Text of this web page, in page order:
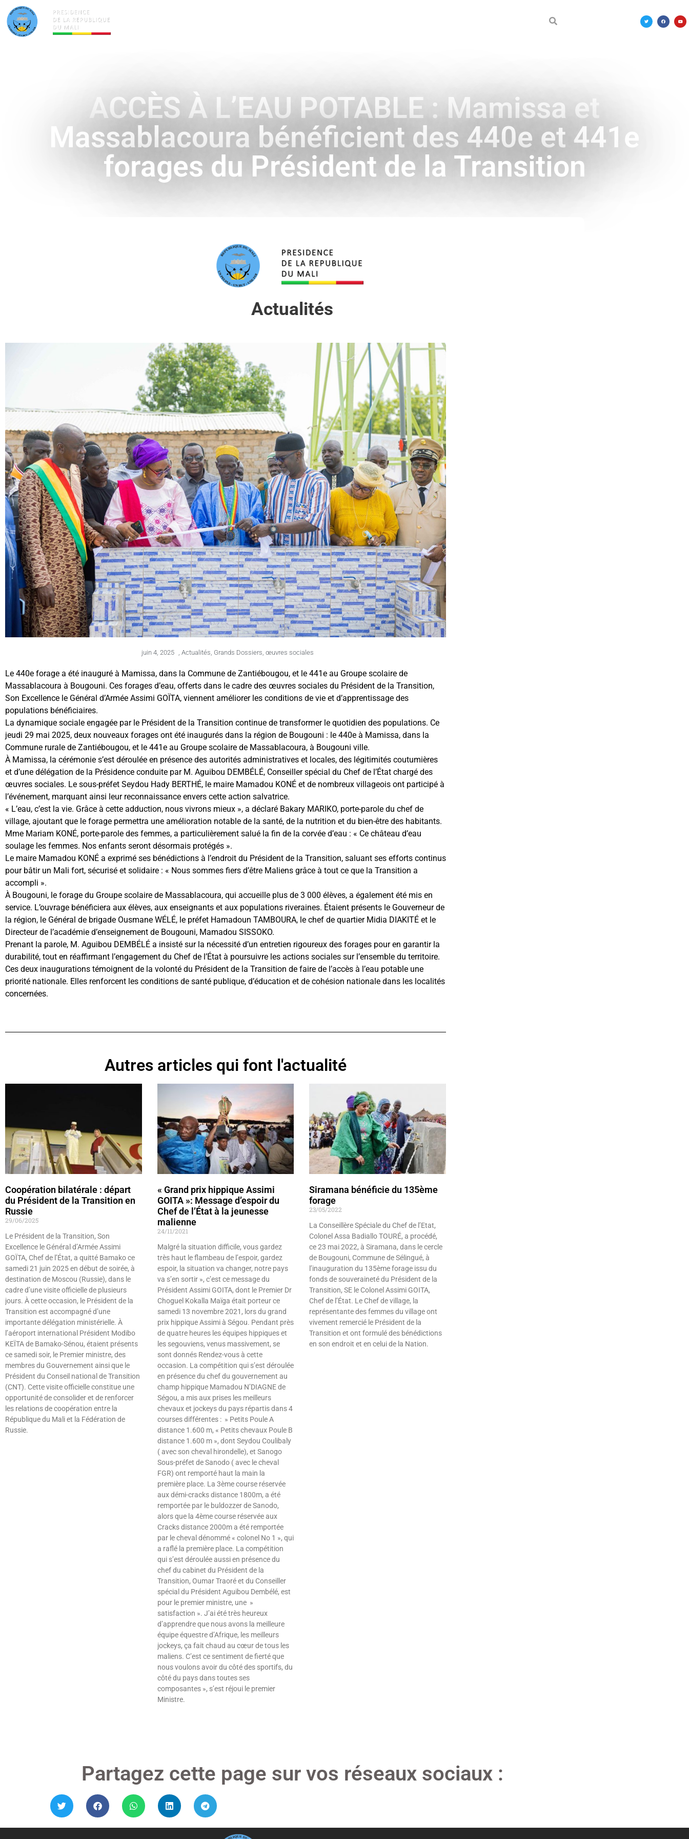
ACCÈS À L’EAU POTABLE : Mamissa et
Massablacoura bénéficient des 440e et 441e
forages du Président de la Transition
Actualités
juin 4, 2025 Actualités Grands Dossiers œuvres sociales
Le 440e forage a été inauguré à Mamissa, dans la Commune de Zantiébougou, et le 441e au Groupe scolaire de
Massablacoura à Bougouni. Ces forages d’eau, offerts dans le cadre des œuvres sociales du Président de la Transition,
Son Excellence le Général d’Armée Assimi GOÏTA, viennent améliorer les conditions de vie et d’apprentissage des
populations bénéficiaires.
La dynamique sociale engagée par le Président de la Transition continue de transformer le quotidien des populations. Ce
jeudi 29 mai 2025, deux nouveaux forages ont été inaugurés dans la région de Bougouni : le 440e à Mamissa, dans la
Commune rurale de Zantiébougou, et le 441e au Groupe scolaire de Massablacoura, à Bougouni ville.
À Mamissa, la cérémonie s’est déroulée en présence des autorités administratives et locales, des légitimités coutumières
et d’une délégation de la Présidence conduite par M. Aguibou DEMBÉLÉ, Conseiller spécial du Chef de l’État chargé des
œuvres sociales. Le sous-préfet Seydou Hady BERTHÉ, le maire Mamadou KONÉ et de nombreux villageois ont participé à
l’événement, marquant ainsi leur reconnaissance envers cette action salvatrice.
« L’eau, c’est la vie. Grâce à cette adduction, nous vivrons mieux », a déclaré Bakary MARIKO, porte-parole du chef de
village, ajoutant que le forage permettra une amélioration notable de la santé, de la nutrition et du bien-être des habitants.
Mme Mariam KONÉ, porte-parole des femmes, a particulièrement salué la fin de la corvée d’eau : « Ce château d’eau
soulage les femmes. Nos enfants seront désormais protégés ».
Le maire Mamadou KONÉ a exprimé ses bénédictions à l’endroit du Président de la Transition, saluant ses efforts continus
pour bâtir un Mali fort, sécurisé et solidaire : « Nous sommes fiers d’être Maliens grâce à tout ce que la Transition a
accompli ».
À Bougouni, le forage du Groupe scolaire de Massablacoura, qui accueille plus de 3 000 élèves, a également été mis en
service. L’ouvrage bénéficiera aux élèves, aux enseignants et aux populations riveraines. Étaient présents le Gouverneur de
la région, le Général de brigade Ousmane WÉLÉ, le préfet Hamadoun TAMBOURA, le chef de quartier Midia DIAKITÉ et le
Directeur de l’académie d’enseignement de Bougouni, Mamadou SISSOKO.
Prenant la parole, M. Aguibou DEMBÉLÉ a insisté sur la nécessité d’un entretien rigoureux des forages pour en garantir la
durabilité, tout en réaffirmant l’engagement du Chef de l’État à poursuivre les actions sociales sur l’ensemble du territoire.
Ces deux inaugurations témoignent de la volonté du Président de la Transition de faire de l’accès à l’eau potable une
priorité nationale. Elles renforcent les conditions de santé publique, d’éducation et de cohésion nationale dans les localités
concernées.
Autres articles qui font l'actualité
Coopération bilatérale : départ
du Président de la Transition en
Russie
29/06/2025
Le Président de la Transition, Son
Excellence le Général d’Armée Assimi
GOÏTA, Chef de l’État, a quitté Bamako ce
samedi 21 juin 2025 en début de soirée, à
destination de Moscou (Russie), dans le
cadre d’une visite officielle de plusieurs
jours. À cette occasion, le Président de la
Transition est accompagné d’une
importante délégation ministérielle. À
l’aéroport international Président Modibo
KEÏTA de Bamako-Sénou, étaient présents
ce samedi soir, le Premier ministre, des
membres du Gouvernement ainsi que le
Président du Conseil national de Transition
(CNT). Cette visite officielle constitue une
opportunité de consolider et de renforcer
les relations de coopération entre la
République du Mali et la Fédération de
Russie.
« Grand prix hippique Assimi
GOITA »: Message d’espoir du
Chef de l’État à la jeunesse
malienne
24/11/2021
Malgré la situation difficile, vous gardez
très haut le flambeau de l’espoir, gardez
espoir, la situation va changer, notre pays
va s’en sortir », c’est ce message du
Président Assimi GOITA, dont le Premier Dr
Choguel Kokalla Maïga était porteur ce
samedi 13 novembre 2021, lors du grand
prix hippique Assimi à Ségou. Pendant près
de quatre heures les équipes hippiques et
les segouviens, venus massivement, se
sont donnés Rendez-vous à cette
occasion. La compétition qui s’est déroulée
en présence du chef du gouvernement au
champ hippique Mamadou N’DIAGNE de
Ségou, a mis aux prises les meilleurs
chevaux et jockeys du pays répartis dans 4
courses différentes : » Petits Poule A
distance 1.600 m, « Petits chevaux Poule B
distance 1.600 m », dont Seydou Coulibaly
( avec son cheval hirondelle), et Sanogo
Sous-préfet de Sanodo ( avec le cheval
FGR) ont remporté haut la main la
première place. La 3ème course réservée
aux démi-cracks distance 1800m, a été
remportée par le buldozzer de Sanodo,
alors que la 4ème course réservée aux
Cracks distance 2000m a été remportée
par le cheval dénommé « colonel No 1 », qui
a raflé la première place. La compétition
qui s’est déroulée aussi en présence du
chef du cabinet du Président de la
Transition, Oumar Traoré et du Conseiller
spécial du Président Aguibou Dembélé, est
pour le premier ministre, une »
satisfaction ». J’ai été très heureux
d’apprendre que nous avons la meilleure
équipe équestre d’Afrique, les meilleurs
jockeys, ça fait chaud au cœur de tous les
maliens. C’est ce sentiment de fierté que
nous voulons avoir du côté des sportifs, du
côté du pays dans toutes ses
composantes », s’est réjoui le premier
Ministre.
Siramana bénéficie du 135ème
forage
23/05/2022
La Conseillère Spéciale du Chef de l’Etat,
Colonel Assa Badiallo TOURÉ, a procédé,
ce 23 mai 2022, à Siramana, dans le cercle
de Bougouni, Commune de Sélingué, à
l’inauguration du 135ème forage issu du
fonds de souveraineté du Président de la
Transition, SE le Colonel Assimi GOITA,
Chef de l’État. Le Chef de village, la
représentante des femmes du village ont
vivement remercié le Président de la
Transition et ont formulé des bénédictions
en son endroit et en celui de la Nation.
Partagez cette page sur vos réseaux sociaux :